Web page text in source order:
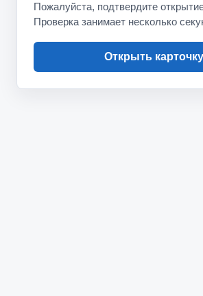
Пожалуйста, подтвердите
Проверка занимает несколько
Открыть карточку